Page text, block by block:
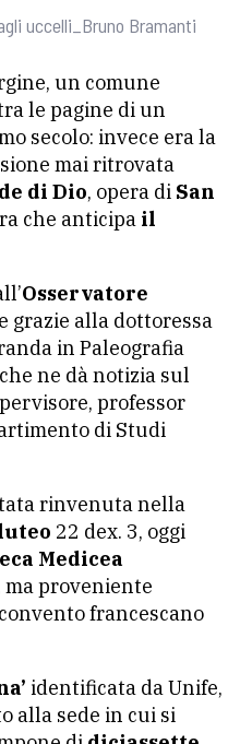
uccelli_Bruno Bramanti
un comune
le pagine di un
secolo: invece era la
mai ritrovata
di Dio, opera di San
che anticipa il
Osservatore
grazie alla dottoressa
in Paleografia
ne dà notizia sul
professor
di Studi
rinvenuta nella
22 dex. 3, oggi
Medicea
ma proveniente
francescano
identificata da Unife,
alla sede in cui si